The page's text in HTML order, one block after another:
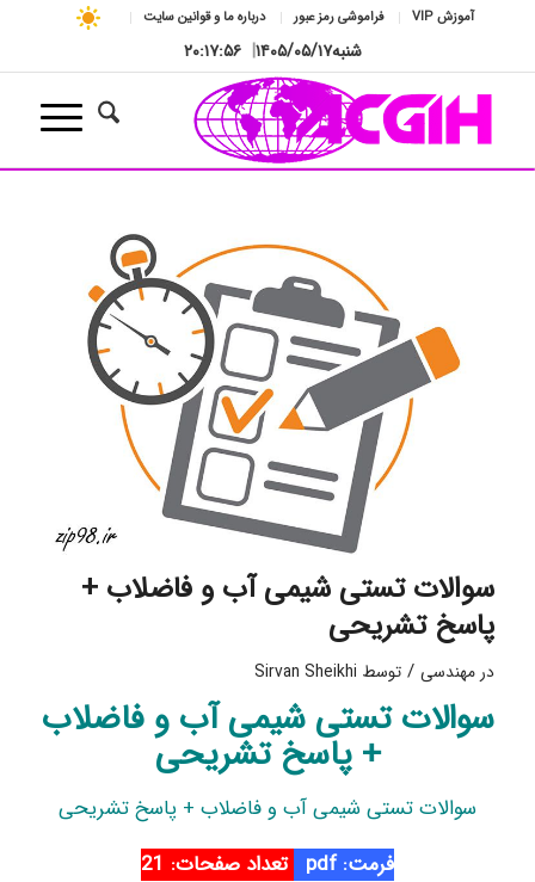
آموزش VIP فراموشی رمز عبور درباره ما و قوانین سایت
شنبه۱۴۰۵/۰۵/۱۷| ۲۰:۱۷:۵۷
سوالات تستی شیمی آب و فاضلاب +
پاسخ تشریحی
در مهندسی / توسط Sirvan Sheikhi
سوالات تستی شیمی آب و فاضلاب
+ پاسخ تشریحی
سوالات تستی شیمی آب و فاضلاب + پاسخ تشریحی
فرمت: pdf
تعداد صفحات: 21